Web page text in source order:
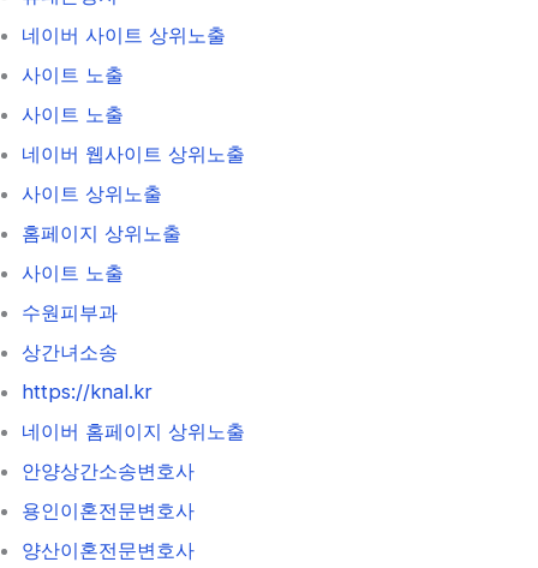
네이버 사이트 상위노출
사이트 노출
사이트 노출
네이버 웹사이트 상위노출
사이트 상위노출
홈페이지 상위노출
사이트 노출
수원피부과
상간녀소송
https://knal.kr
네이버 홈페이지 상위노출
안양상간소송변호사
용인이혼전문변호사
양산이혼전문변호사